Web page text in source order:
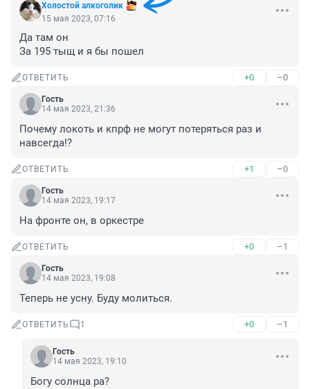
Холостой алкоголик
15 мая 2023, 07:16
Да там он
За 195 тыщ и я бы пошел
ОТВЕТИТЬ +0 –0
Гость
14 мая 2023, 21:36
Почему локоть и кпрф не могут потеряться раз и
навсегда!?
ОТВЕТИТЬ +1 –0
Гость
14 мая 2023, 19:17
На фронте он, в оркестре
ОТВЕТИТЬ +0 –1
Гость
14 мая 2023, 19:08
Теперь не усну. Буду молиться.
ОТВЕТИТЬ 1 +0 –1
Гость
14 мая 2023, 19:10
Богу солнца ра?